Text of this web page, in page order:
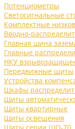
Потенциометры
Светосигнальные
Комплектные
Вводно-
Главная шина
Главные
НКУ
Передвижные щиты
Устройства
Шкафы
Щиты
Щиты квартирные
Щиты освещения